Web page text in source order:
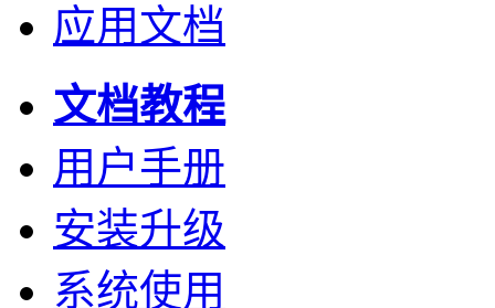
应用文档
文档教程
用户手册
安装升级
系统使用